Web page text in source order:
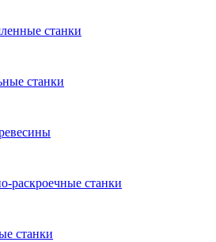
станки
станки
раскроечные станки
станки